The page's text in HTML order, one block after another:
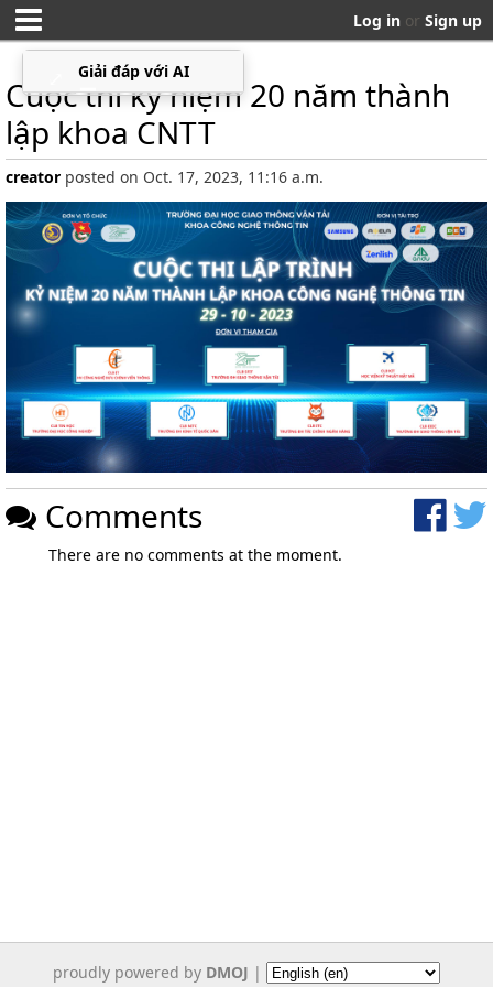
Log in or Sign up
Cuộc thi kỷ niệm 20 năm thành
lập khoa CNTT
creator posted on Oct. 17, 2023, 11:16 a.m.
Comments
There are no comments at the moment.
proudly powered by DMOJ |
▁
Giải đáp với AI